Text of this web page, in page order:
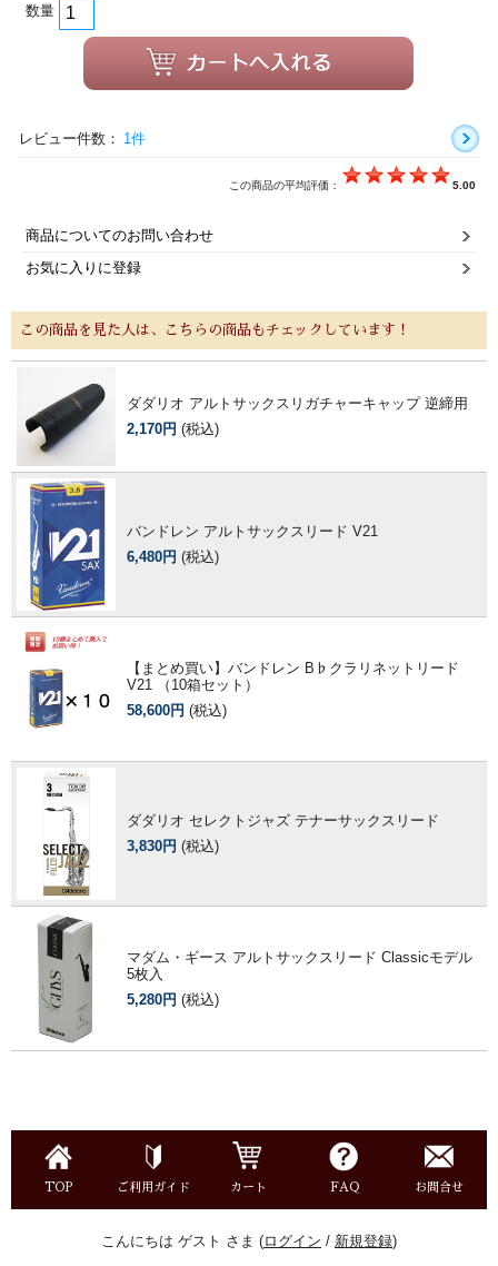
数量
レビュー件数： 1件
この商品の平均評価： 5.00
商品についてのお問い合わせ
お気に入りに登録
この商品を見た人は、こちらの商品もチェックしています！
ダダリオ アルトサックスリガチャーキャップ 逆締用
2,170円 (税込)
バンドレン アルトサックスリード V21
6,480円 (税込)
【まとめ買い】バンドレン B♭クラリネットリード
V21 （10箱セット）
58,600円 (税込)
ダダリオ セレクトジャズ テナーサックスリード
3,830円 (税込)
マダム・ギース アルトサックスリード Classicモデル
5枚入
5,280円 (税込)
TOP ご利用ガイド カート FAQ お問合せ
こんにちは ゲスト さま (ログイン / 新規登録)